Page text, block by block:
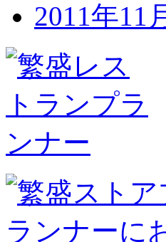
2011年11